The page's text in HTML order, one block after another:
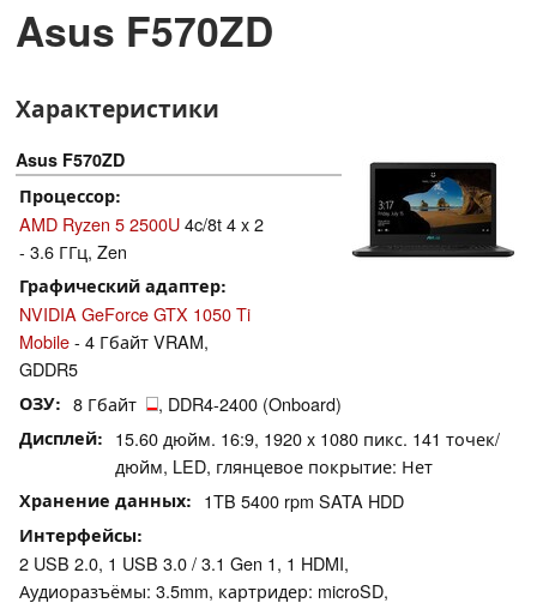
Asus F570ZD
Характеристики
Asus F570ZD
Процессор
AMD Ryzen 5 2500U4c/8t 4 x 2
- 3.6 ГГц, Zen
Графический адаптер
NVIDIA GeForce GTX 1050 Ti
Mobile- 4 Гбайт VRAM,
GDDR5
ОЗУ 8 Гбайт , DDR4-2400 (Onboard)
Дисплей
15.60 дюйм. 16:9, 1920 x 1080 пикс. 141 точек/
дюйм, LED, глянцевое покрытие: Нет
Хранение данных 1TB 5400 rpm SATA HDD
Интерфейсы
2 USB 2.0, 1 USB 3.0 / 3.1 Gen 1, 1 HDMI,
Аудиоразъёмы: 3.5mm, картридер: microSD,